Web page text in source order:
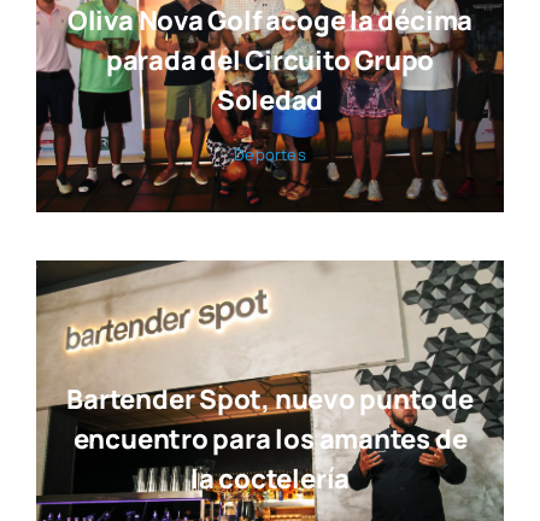
Oliva Nova Golf acoge la décima
parada del Circuito Grupo
Soledad
Depor­tes
Bartender Spot, nuevo punto de
encuentro para los amantes de
la coctelería